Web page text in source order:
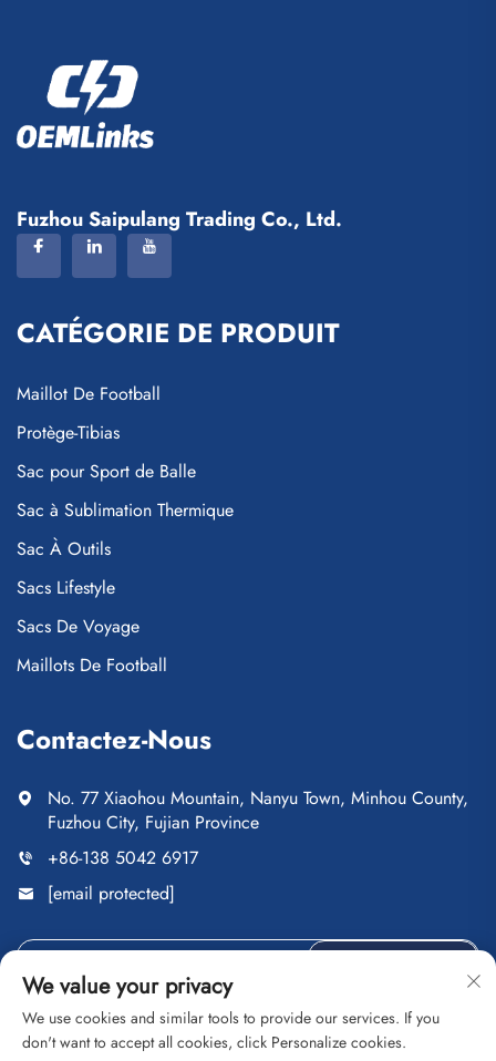
Fuzhou Saipulang Trading Co., Ltd.
CATÉGORIE DE PRODUIT
Maillot De Football
Protège-Tibias
Sac pour Sport de Balle
Sac à Sublimation Thermique
Sac À Outils
Sacs Lifestyle
Sacs De Voyage
Maillots De Football
Contactez-Nous
No. 77 Xiaohou Mountain, Nanyu Town, Minhou County,
Fuzhou City, Fujian Province
+86-138 5042 6917
[email protected]
We value your privacy
We use cookies and similar tools to provide our services. If you
don't want to accept all cookies, click Personalize cookies.